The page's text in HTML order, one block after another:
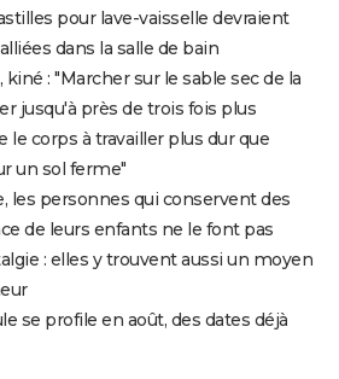
pour lave-vaisselle devraient
dans la salle de bain
: "Marcher sur le sable sec de la
jusqu'à près de trois fois plus
le corps à travailler plus dur que
un sol ferme"
les personnes qui conservent des
de leurs enfants ne le font pas
: elles y trouvent aussi un moyen
se profile en août, des dates déjà